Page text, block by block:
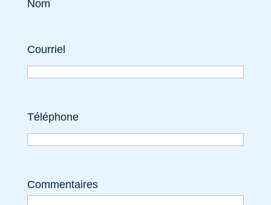
Nom
Courriel
Téléphone
Commentaires